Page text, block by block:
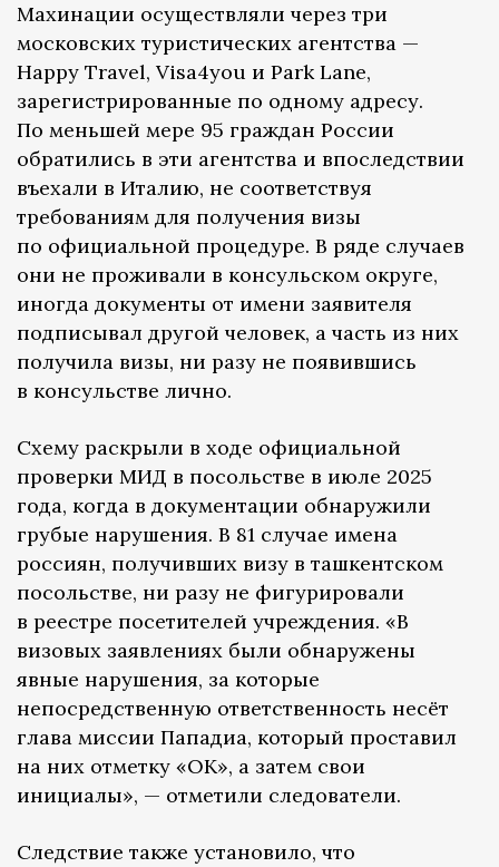
Махинации осуществляли через три
московских туристических агентства —
Happy Travel, Visa4you и Park Lane,
зарегистрированные по одному адресу.
По меньшей мере 95 граждан России
обратились в эти агентства и впоследствии
въехали в Италию, не соответствуя
требованиям для получения визы
по официальной процедуре. В ряде случаев
они не проживали в консульском округе,
иногда документы от имени заявителя
подписывал другой человек, а часть из них
получила визы, ни разу не появившись
в консульстве лично.
Схему раскрыли в ходе официальной
проверки МИД в посольстве в июле 2025
года, когда в документации обнаружили
грубые нарушения. В 81 случае имена
россиян, получивших визу в ташкентском
посольстве, ни разу не фигурировали
в реестре посетителей учреждения. «В
визовых заявлениях были обнаружены
явные нарушения, за которые
непосредственную ответственность несёт
глава миссии Пападиа, который проставил
на них отметку «ОК», а затем свои
инициалы», — отметили следователи.
Следствие также установило, что